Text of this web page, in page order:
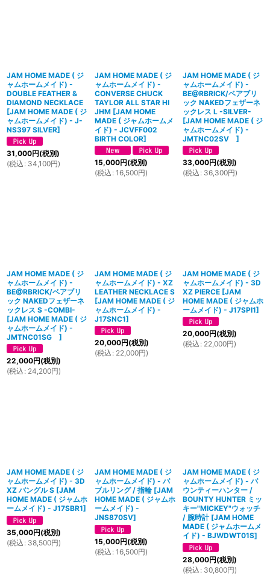
JAM HOME MADE ( ジ
ャムホームメイド) -
DOUBLE FEATHER &
DIAMOND NECKLACE
[JAM HOME MADE ( ジ
ャムホームメイド) - J-
NS397 SILVER]
31,000円(税別)
(税込 : 34,100円)
JAM HOME MADE ( ジ
ャムホームメイド) -
CONVERSE CHUCK
TAYLOR ALL STAR HI
JHM [JAM HOME
MADE ( ジャムホームメ
イド) - JCVFF002
BIRTH COLOR]
15,000円(税別)
(税込 : 16,500円)
JAM HOME MADE ( ジ
ャムホームメイド) -
BE@RBRICK/ベアブリ
ック NAKEDフェザーネ
ックレス L -SILVER-
[JAM HOME MADE ( ジ
ャムホームメイド) -
JMTNC02SV ]
33,000円(税別)
(税込 : 36,300円)
JAM HOME MADE ( ジ
ャムホームメイド) -
BE@RBRICK/ベアブリ
ック NAKEDフェザーネ
ックレス S -COMBI-
[JAM HOME MADE ( ジ
ャムホームメイド) -
JMTNC01SG ]
22,000円(税別)
(税込 : 24,200円)
JAM HOME MADE ( ジ
ャムホームメイド) - XZ
LEATHER NECKLACE S
[JAM HOME MADE ( ジ
ャムホームメイド) -
J17SNC1]
20,000円(税別)
(税込 : 22,000円)
JAM HOME MADE ( ジ
ャムホームメイド) - 3D
XZ PIERCE [JAM
HOME MADE ( ジャムホ
ームメイド) - J17SPI1]
20,000円(税別)
(税込 : 22,000円)
JAM HOME MADE ( ジ
ャムホームメイド) - 3D
XZ バングル S [JAM
HOME MADE ( ジャムホ
ームメイド) - J17SBR1]
35,000円(税別)
(税込 : 38,500円)
JAM HOME MADE ( ジ
ャムホームメイド) - バ
ブルリング / 指輪 [JAM
HOME MADE ( ジャムホ
ームメイド) -
JNS870SV]
15,000円(税別)
(税込 : 16,500円)
JAM HOME MADE ( ジ
ャムホームメイド) - バ
ウンティーハンター /
BOUNTY HUNTER ミッ
キー"MICKEY"ウォッチ
/ 腕時計 [JAM HOME
MADE ( ジャムホームメ
イド) - BJWDWT01S]
28,000円(税別)
(税込 : 30,800円)